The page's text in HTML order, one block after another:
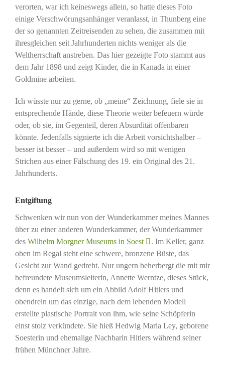
verorten, war ich keineswegs allein, so hatte dieses Foto
einige Verschwörungsanhänger veranlasst, in Thunberg eine
der so genannten Zeitreisenden zu sehen, die zusammen mit
ihresgleichen seit Jahrhunderten nichts weniger als die
Weltherrschaft anstreben. Das hier gezeigte Foto stammt aus
dem Jahr 1898 und zeigt Kinder, die in Kanada in einer
Goldmine arbeiten.
Ich wüsste nur zu gerne, ob „meine“ Zeichnung, fiele sie in
entsprechende Hände, diese Theorie weiter befeuern würde
oder, ob sie, im Gegenteil, deren Absurdität offenbaren
könnte. Jedenfalls signierte ich die Arbeit vorsichtshalber –
besser ist besser – und außerdem wird so mit wenigen
Strichen aus einer Fälschung des 19. ein Original des 21.
Jahrhunderts.
Entgiftung
Schwenken wir nun von der Wunderkammer meines Mannes
über zu einer anderen Wunderkammer, der Wunderkammer
des Wilhelm Morgner Museums in Soest
. Im Keller, ganz
oben im Regal steht eine schwere, bronzene Büste, das
Gesicht zur Wand gedreht. Nur ungern beherbergt die mit mir
befreundete Museumsleiterin, Annette Werntze, dieses Stück,
denn es handelt sich um ein Abbild Adolf Hitlers und
obendrein um das einzige, nach dem lebenden Modell
erstellte plastische Portrait von ihm, wie seine Schöpferin
einst stolz verkündete. Sie hieß Hedwig Maria Ley, geborene
Soesterin und ehemalige Nachbarin Hitlers während seiner
frühen Münchner Jahre.